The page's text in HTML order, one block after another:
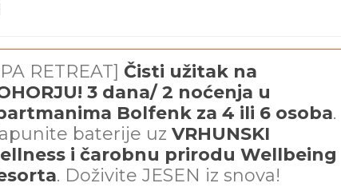
RETREAT] Čisti užitak na
3 dana/ 2 noćenja u
Bolfenk za 4 ili 6 osoba.
baterije uz VRHUNSKI
i čarobnu prirodu Wellbeing
. Doživite JESEN iz snova!